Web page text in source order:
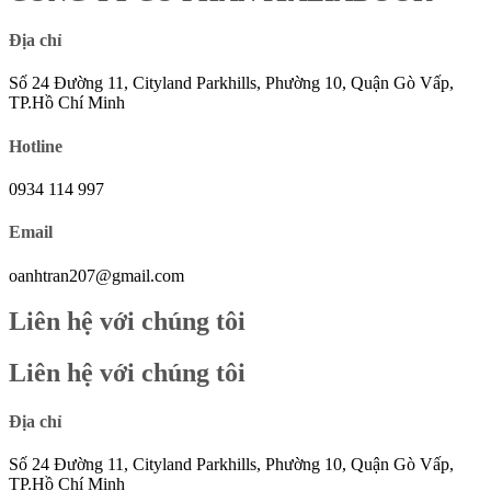
Địa chỉ
Số 24 Đường 11, Cityland Parkhills, Phường 10, Quận Gò Vấp,
TP.Hồ Chí Minh
Hotline
0934 114 997
Email
oanhtran207@gmail.com
Liên hệ với chúng tôi
Liên hệ với chúng tôi
Địa chỉ
Số 24 Đường 11, Cityland Parkhills, Phường 10, Quận Gò Vấp,
TP.Hồ Chí Minh